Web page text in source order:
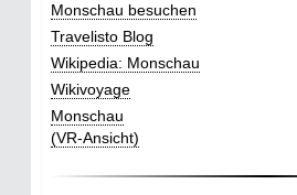
Monschau besuchen
Travelisto Blog
Wikipedia: Monschau
Wikivoyage
Monschau
(VR-Ansicht)